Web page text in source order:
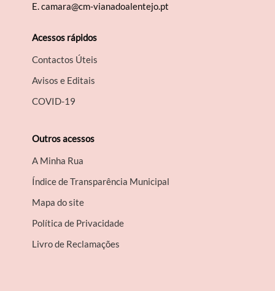
E.camara@cm-vianadoalentejo.pt
Acessos rápidos
Contactos Úteis
Avisos e Editais
COVID-19
Outros acessos
A Minha Rua
Índice de Transparência Municipal
Mapa do site
Política de Privacidade
Livro de Reclamações